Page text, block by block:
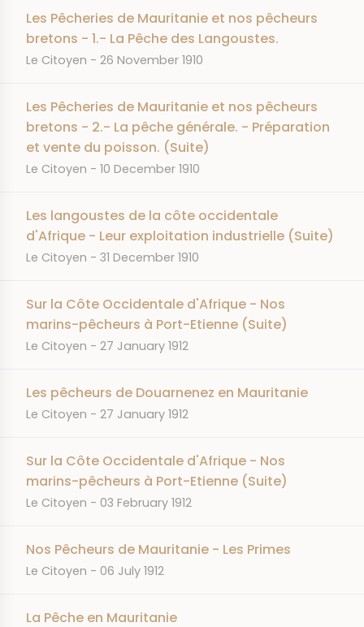
Les Pêcheries de Mauritanie et nos pêcheurs
bretons - 1.- La Pêche des Langoustes.
JOURNAL
Le Citoyen DATE
26 November 1910
Les Pêcheries de Mauritanie et nos pêcheurs
bretons - 2.- La pêche générale. - Préparation
et vente du poisson. (Suite)
JOURNAL
Le Citoyen DATE
10 December 1910
Les langoustes de la côte occidentale
d'Afrique - Leur exploitation industrielle (Suite)
JOURNAL
Le Citoyen DATE
31 December 1910
Sur la Côte Occidentale d'Afrique - Nos
marins-pêcheurs à Port-Etienne (Suite)
JOURNAL
Le Citoyen DATE
27 January 1912
Les pêcheurs de Douarnenez en Mauritanie
JOURNAL
Le Citoyen DATE
27 January 1912
Sur la Côte Occidentale d'Afrique - Nos
marins-pêcheurs à Port-Etienne (Suite)
JOURNAL
Le Citoyen DATE
03 February 1912
Nos Pêcheurs de Mauritanie - Les Primes
JOURNAL
Le Citoyen DATE
06 July 1912
La Pêche en Mauritanie